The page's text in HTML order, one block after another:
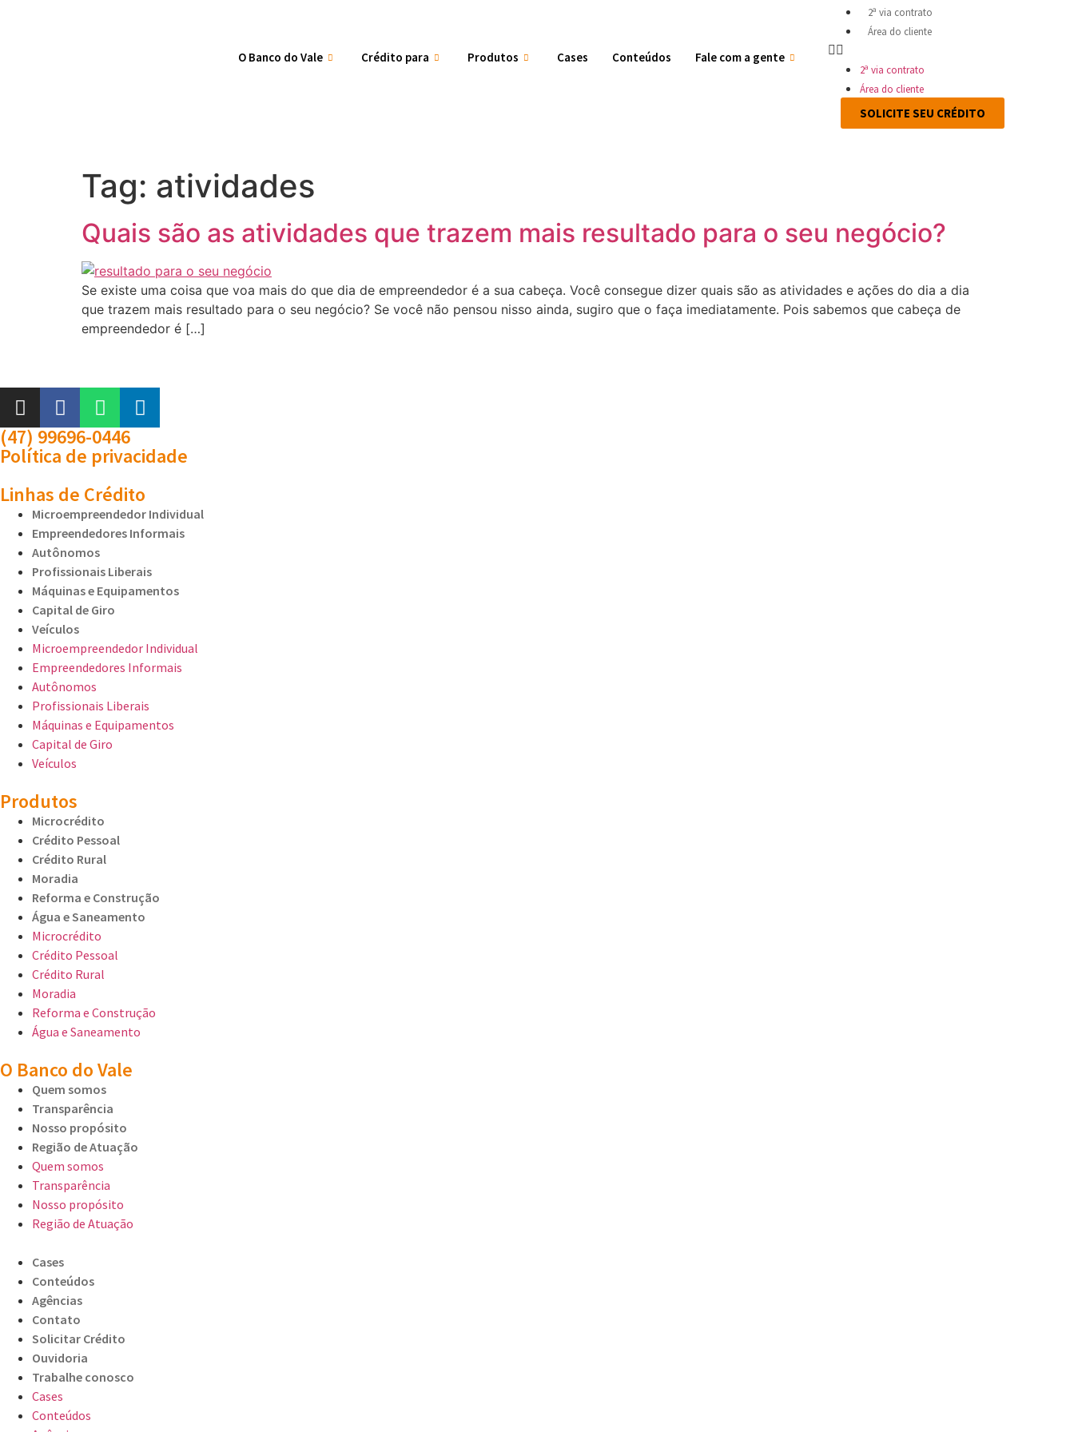
O Banco do Vale Crédito para Produtos Cases Conteúdos Fale com a gente
2ª via contrato
Área do cliente
2ª via contrato
Área do cliente
SOLICITE SEU CRÉDITO
Tag: atividades
Quais são as atividades que trazem mais resultado para o seu negócio?
Se existe uma coisa que voa mais do que dia de empreendedor é a sua cabeça. Você consegue dizer quais são as atividades e ações do dia a dia
que trazem mais resultado para o seu negócio? Se você não pensou nisso ainda, sugiro que o faça imediatamente. Pois sabemos que cabeça de
empreendedor é […]
(47) 99696-0446
Política de privacidade
Linhas de Crédito
Microempreendedor Individual
Empreendedores Informais
Autônomos
Profissionais Liberais
Máquinas e Equipamentos
Capital de Giro
Veículos
Microempreendedor Individual
Empreendedores Informais
Autônomos
Profissionais Liberais
Máquinas e Equipamentos
Capital de Giro
Veículos
Produtos
Microcrédito
Crédito Pessoal
Crédito Rural
Moradia
Reforma e Construção
Água e Saneamento
Microcrédito
Crédito Pessoal
Crédito Rural
Moradia
Reforma e Construção
Água e Saneamento
O Banco do Vale
Quem somos
Transparência
Nosso propósito
Região de Atuação
Quem somos
Transparência
Nosso propósito
Região de Atuação
Cases
Conteúdos
Agências
Contato
Solicitar Crédito
Ouvidoria
Trabalhe conosco
Cases
Conteúdos